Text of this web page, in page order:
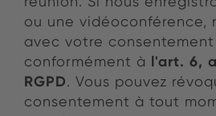
ou une vidéoconférence,
avec votre
conformément à l'art. 6,
RGPD. Vous pouvez
consentement à tout